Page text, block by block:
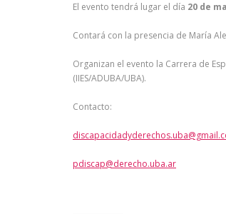
El evento tendrá lugar el día 20 de
Contará con la presencia de María
Organizan el evento la Carrera de
(IIES/ADUBA/UBA).
Contacto:
pdiscap@derecho.uba.ar